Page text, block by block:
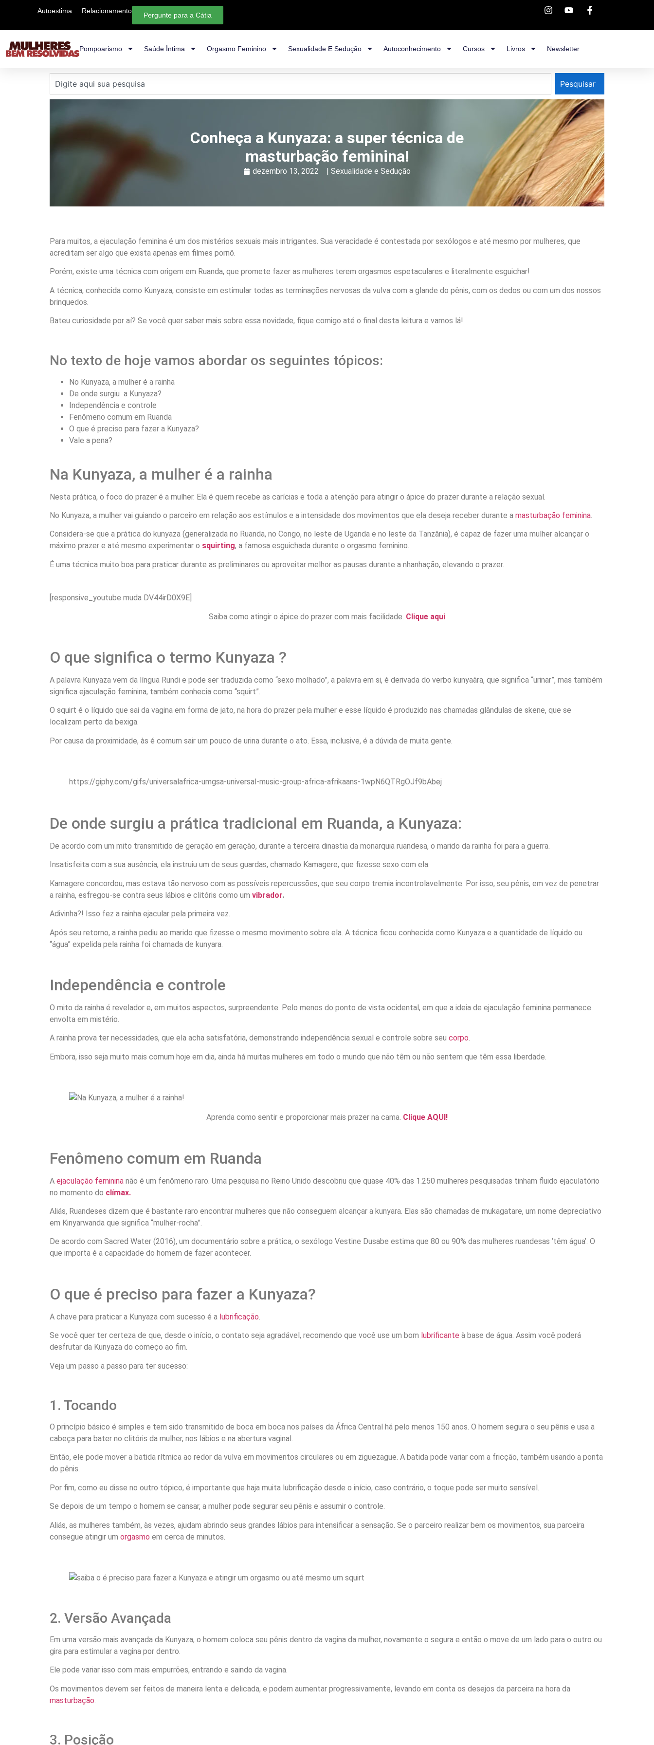
Autoestima Relacionamento
Pergunte para a Cátia
Pompoarismo Saúde Íntima Orgasmo Feminino Sexualidade E Sedução Autoconhecimento Cursos Livros Newsletter
Pesquisar
Conheça a Kunyaza: a super técnica de
masturbação feminina!
dezembro 13, 2022 | Sexualidade e Sedução
Para muitos, a ejaculação feminina é um dos mistérios sexuais mais intrigantes. Sua veracidade é contestada por sexólogos e até mesmo por mulheres, que
acreditam ser algo que exista apenas em filmes pornô.
Porém, existe uma técnica com origem em Ruanda, que promete fazer as mulheres terem orgasmos espetaculares e literalmente esguichar!
A técnica, conhecida como Kunyaza, consiste em estimular todas as terminações nervosas da vulva com a glande do pênis, com os dedos ou com um dos nossos
brinquedos.
Bateu curiosidade por aí? Se você quer saber mais sobre essa novidade, fique comigo até o final desta leitura e vamos lá!
No texto de hoje vamos abordar os seguintes tópicos:
No Kunyaza, a mulher é a rainha
De onde surgiu a Kunyaza?
Independência e controle
Fenômeno comum em Ruanda
O que é preciso para fazer a Kunyaza?
Vale a pena?
Na Kunyaza, a mulher é a rainha
Nesta prática, o foco do prazer é a mulher. Ela é quem recebe as carícias e toda a atenção para atingir o ápice do prazer durante a relação sexual.
No Kunyaza, a mulher vai guiando o parceiro em relação aos estímulos e a intensidade dos movimentos que ela deseja receber durante a masturbação feminina.
Considera-se que a prática do kunyaza (generalizada no Ruanda, no Congo, no leste de Uganda e no leste da Tanzânia), é capaz de fazer uma mulher alcançar o
máximo prazer e até mesmo experimentar o squirting, a famosa esguichada durante o orgasmo feminino.
É uma técnica muito boa para praticar durante as preliminares ou aproveitar melhor as pausas durante a nhanhação, elevando o prazer.
[responsive_youtube muda DV44irD0X9E]
Saiba como atingir o ápice do prazer com mais facilidade. Clique aqui
O que significa o termo Kunyaza ?
A palavra Kunyaza vem da língua Rundi e pode ser traduzida como “sexo molhado”, a palavra em si, é derivada do verbo kunyaàra, que significa “urinar”, mas também
significa ejaculação feminina, também conhecia como “squirt”.
O squirt é o líquido que sai da vagina em forma de jato, na hora do prazer pela mulher e esse líquido é produzido nas chamadas glândulas de skene, que se
localizam perto da bexiga.
Por causa da proximidade, às é comum sair um pouco de urina durante o ato. Essa, inclusive, é a dúvida de muita gente.
https://giphy.com/gifs/universalafrica-umgsa-universal-music-group-africa-afrikaans-1wpN6QTRgOJf9bAbej
De onde surgiu a prática tradicional em Ruanda, a Kunyaza:
De acordo com um mito transmitido de geração em geração, durante a terceira dinastia da monarquia ruandesa, o marido da rainha foi para a guerra.
Insatisfeita com a sua ausência, ela instruiu um de seus guardas, chamado Kamagere, que fizesse sexo com ela.
Kamagere concordou, mas estava tão nervoso com as possíveis repercussões, que seu corpo tremia incontrolavelmente. Por isso, seu pênis, em vez de penetrar
a rainha, esfregou-se contra seus lábios e clitóris como um vibrador.
Adivinha?! Isso fez a rainha ejacular pela primeira vez.
Após seu retorno, a rainha pediu ao marido que fizesse o mesmo movimento sobre ela. A técnica ficou conhecida como Kunyaza e a quantidade de líquido ou
“água” expelida pela rainha foi chamada de kunyara.
Independência e controle
O mito da rainha é revelador e, em muitos aspectos, surpreendente. Pelo menos do ponto de vista ocidental, em que a ideia de ejaculação feminina permanece
envolta em mistério.
A rainha prova ter necessidades, que ela acha satisfatória, demonstrando independência sexual e controle sobre seu corpo.
Embora, isso seja muito mais comum hoje em dia, ainda há muitas mulheres em todo o mundo que não têm ou não sentem que têm essa liberdade.
Aprenda como sentir e proporcionar mais prazer na cama. Clique AQUI!
Fenômeno comum em Ruanda
A ejaculação feminina não é um fenômeno raro. Uma pesquisa no Reino Unido descobriu que quase 40% das 1.250 mulheres pesquisadas tinham fluido ejaculatório
no momento do clímax.
Aliás, Ruandeses dizem que é bastante raro encontrar mulheres que não conseguem alcançar a kunyara. Elas são chamadas de mukagatare, um nome depreciativo
em Kinyarwanda que significa “mulher-rocha”.
De acordo com Sacred Water (2016), um documentário sobre a prática, o sexólogo Vestine Dusabe estima que 80 ou 90% das mulheres ruandesas ‘têm água’. O
que importa é a capacidade do homem de fazer acontecer.
O que é preciso para fazer a Kunyaza?
A chave para praticar a Kunyaza com sucesso é a lubrificação
Se você quer ter certeza de que, desde o início, o contato seja agradável, recomendo que você use um bom lubrificante à base de água. Assim você poderá
desfrutar da Kunyaza do começo ao fim.
Veja um passo a passo para ter sucesso:
1. Tocando
O princípio básico é simples e tem sido transmitido de boca em boca nos países da África Central há pelo menos 150 anos. O homem segura o seu pênis e usa a
cabeça para bater no clitóris da mulher, nos lábios e na abertura vaginal.
Então, ele pode mover a batida rítmica ao redor da vulva em movimentos circulares ou em ziguezague. A batida pode variar com a fricção, também usando a ponta
do pênis.
Por fim, como eu disse no outro tópico, é importante que haja muita lubrificação desde o início, caso contrário, o toque pode ser muito sensível.
Se depois de um tempo o homem se cansar, a mulher pode segurar seu pênis e assumir o controle.
Aliás, as mulheres também, às vezes, ajudam abrindo seus grandes lábios para intensificar a sensação. Se o parceiro realizar bem os movimentos, sua parceira
consegue atingir um orgasmo em cerca de minutos.
2. Versão Avançada
Em uma versão mais avançada da Kunyaza, o homem coloca seu pênis dentro da vagina da mulher, novamente o segura e então o move de um lado para o outro ou
gira para estimular a vagina por dentro.
Ele pode variar isso com mais empurrões, entrando e saindo da vagina.
Os movimentos devem ser feitos de maneira lenta e delicada, e podem aumentar progressivamente, levando em conta os desejos da parceira na hora da
masturbação
3. Posição